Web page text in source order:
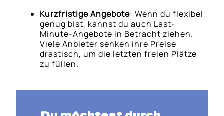
Kurzfristige Angebote: Wenn du flexibel
genug bist, kannst du auch Last-
Minute-Angebote in Betracht ziehen.
Viele Anbieter senken ihre Preise
drastisch, um die letzten freien Plätze
zu füllen.